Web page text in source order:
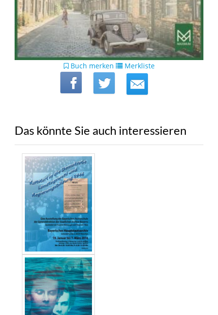
Buch merken Merkliste
Das könnte Sie auch interessieren